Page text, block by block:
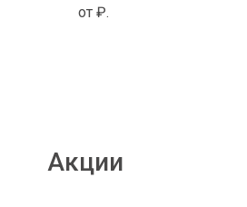
от ₽.
Акции